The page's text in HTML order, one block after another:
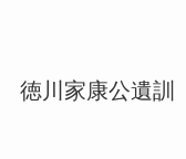
徳川家康公遺訓